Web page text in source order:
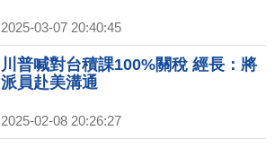
2025-03-07 20:40:45
川普喊對台積課100%關稅 經長：將
派員赴美溝通
2025-02-08 20:26:27